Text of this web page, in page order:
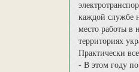
каждой службе
место работы в
территориях
Практически
- В этом году